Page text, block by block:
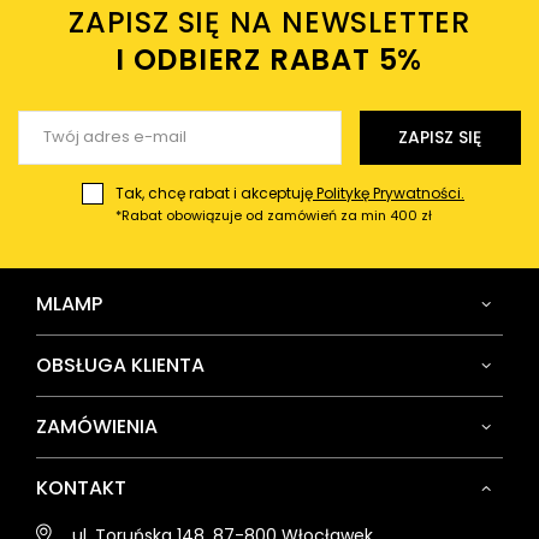
Twój email
ZAPISZ SIĘ NA NEWSLETTER
I ODBIERZ RABAT 5%ㅤ
ZAPISZ SIĘ
Tak, chcę rabat i akceptujęPolitykę Prywatności.
*Rabat obowiązuje od zamówień za min 400 zł
MLAMP
OBSŁUGA KLIENTA
ZAMÓWIENIA
KONTAKT